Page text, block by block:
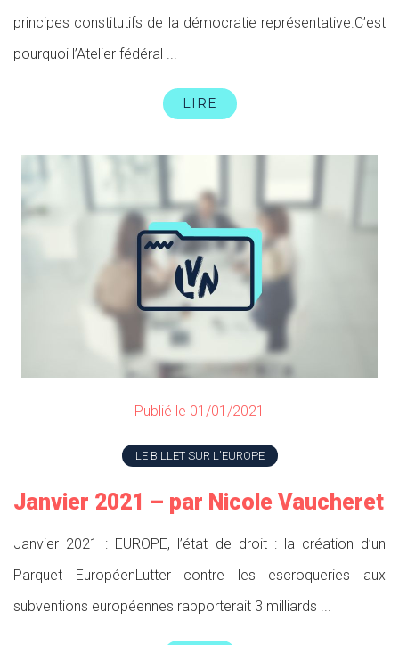
principes constitutifs de la démocratie représentative.C’est
pourquoi l’Atelier fédéral ...
LIRE
Publié le 01/01/2021
LE BILLET SUR L'EUROPE
Janvier 2021 – par Nicole Vaucheret
Janvier 2021 : EUROPE, l’état de droit : la création d’un
Parquet EuropéenLutter contre les escroqueries aux
subventions européennes rapporterait 3 milliards ...